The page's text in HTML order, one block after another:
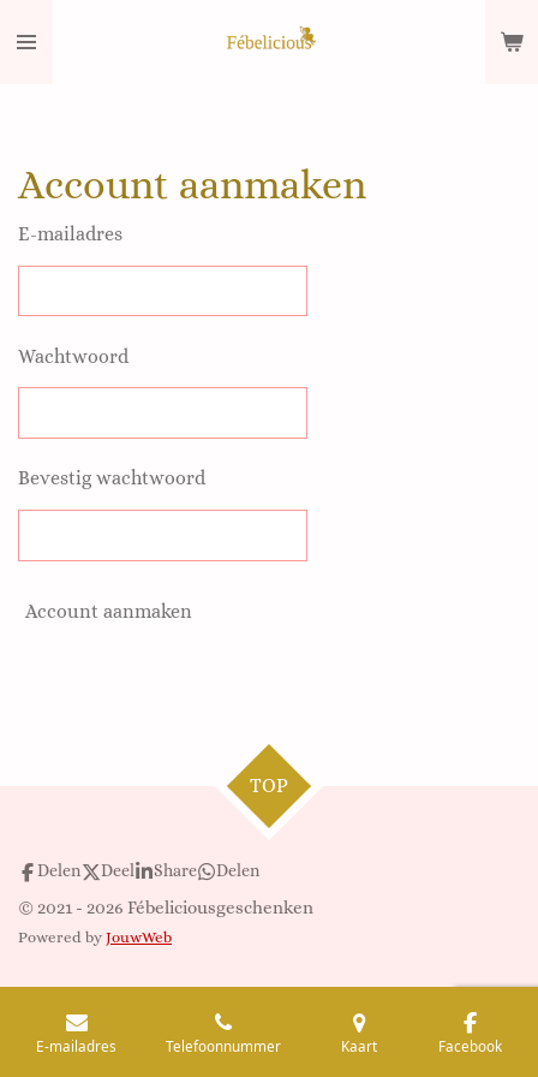
Account aanmaken
E-mailadres
Wachtwoord
Bevestig wachtwoord
Account aanmaken
TOP
Delen Deel Share Delen
© 2021 - 2026 Fébeliciousgeschenken
Powered by JouwWeb
E-mailadres Telefoonnummer Kaart Facebook